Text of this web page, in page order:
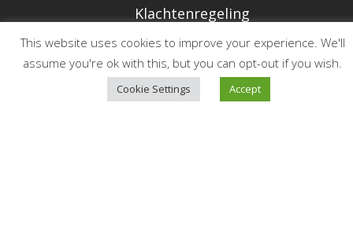
Klachtenregeling
Op de
This website uses cookies to improve your experience. We'll
assume you're ok with this, but you can opt-out if you wish.
Cookie Settings Accept